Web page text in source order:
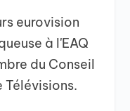
eurovision
à l'EAQ
du Conseil